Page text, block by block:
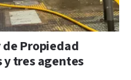
Propiedad
tres agentes